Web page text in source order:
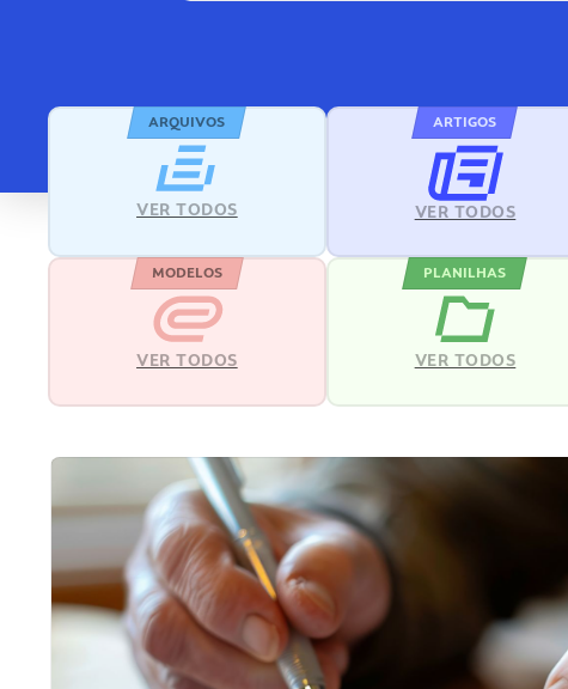
ARQUIVOS
VER TODOS
ARTIGOS
VER TODOS
MODELOS
VER TODOS
PLANILHAS
VER TODOS